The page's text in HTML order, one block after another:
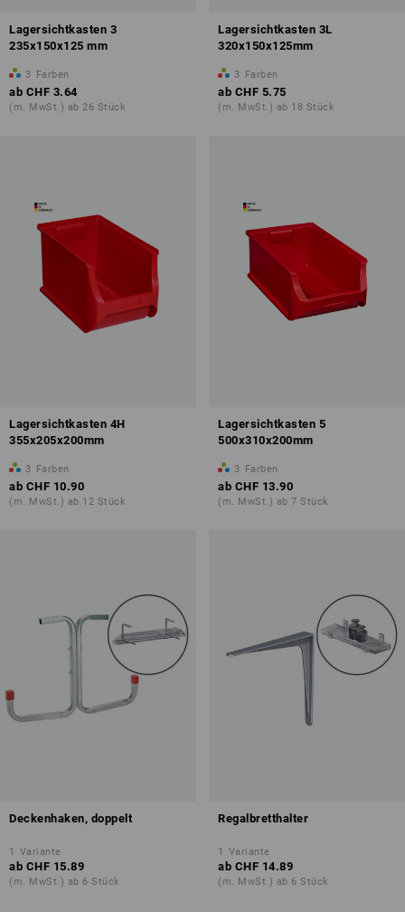
Lagersichtkasten 3
235x150x125 mm
3 Farben
ab CHF 3.64
(m. MwSt.) ab 26 Stück
Lagersichtkasten 3L
320x150x125mm
3 Farben
ab CHF 5.75
(m. MwSt.) ab 18 Stück
Lagersichtkasten 4H
355x205x200mm
3 Farben
ab CHF 10.90
(m. MwSt.) ab 12 Stück
Lagersichtkasten 5
500x310x200mm
3 Farben
ab CHF 13.90
(m. MwSt.) ab 7 Stück
Deckenhaken, doppelt
1 Variante
ab CHF 15.89
(m. MwSt.) ab 6 Stück
Regalbretthalter
1 Variante
ab CHF 14.89
(m. MwSt.) ab 6 Stück